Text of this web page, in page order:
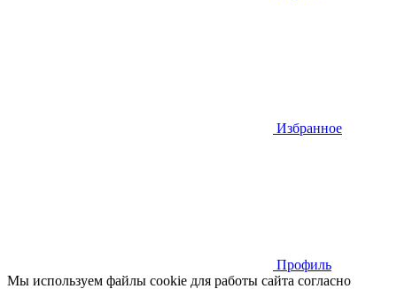
Избранное
Профиль
Мы используем файлы cookie для работы сайта согласно